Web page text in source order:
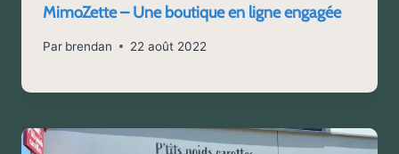
MimoZette – Une boutique en ligne engagée
Par brendan 22 août 2022